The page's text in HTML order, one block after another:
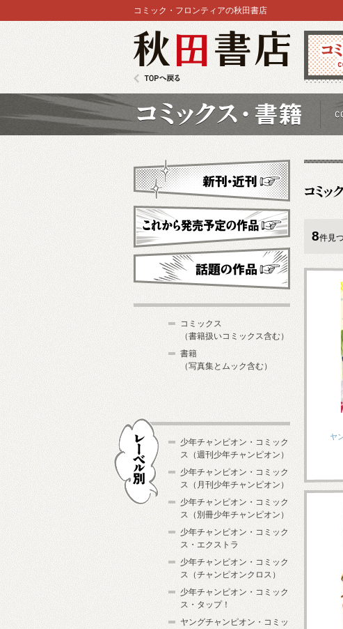
コミッ
コミック・フロンティアの秋田書店
8件見
ヤ
新刊・近刊
これから発売予定
コミックス
（書籍扱いコミックス含む）
書籍
（写真集とムック含む）
少年チャンピオン・コミック
ス（週刊少年チャンピオン）
少年チャンピオン・コミック
ス（月刊少年チャンピオン）
少年チャンピオン・コミック
ス（別冊少年チャンピオン）
少年チャンピオン・コミック
ス・エクストラ
少年チャンピオン・コミック
ス（チャンピオンクロス）
少年チャンピオン・コミック
ス・タップ！
ヤングチャンピオン・コミッ